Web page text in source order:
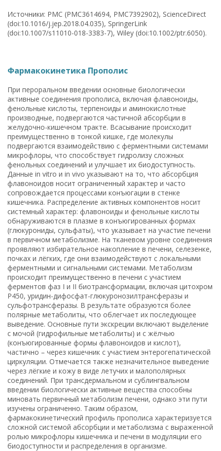
Источники: PMC (PMC3614694, PMC7392902), ScienceDirect
(doi:10.1016/j.jep.2018.04.035), SpringerLink
(doi:10.1007/s11010-018-3383-7), Wiley (doi:10.1002/ptr.6050).
Фармакокинетика Прополис
При пероральном введении основные биологически
активные соединения прополиса, включая флавоноиды,
фенольные кислоты, терпеноиды и аминокислотные
производные, подвергаются частичной абсорбции в
желудочно-кишечном тракте. Всасывание происходит
преимущественно в тонкой кишке, где молекулы
подвергаются взаимодействию с ферментными системами
микрофлоры, что способствует гидролизу сложных
фенольных соединений и улучшает их биодоступность.
Данные in vitro и in vivo указывают на то, что абсорбция
флавоноидов носит ограниченный характер и часто
сопровождается процессами конъюгации в стенке
кишечника. Распределение активных компонентов носит
системный характер: флавоноиды и фенольные кислоты
обнаруживаются в плазме в конъюгированных формах
(глюкурониды, сульфаты), что указывает на участие печени
в первичном метаболизме. На тканевом уровне соединения
проявляют избирательное накопление в печени, селезенке,
почках и лёгких, где они взаимодействуют с локальными
ферментными и сигнальными системами. Метаболизм
происходит преимущественно в печени с участием
ферментов фаз I и II биотрансформации, включая цитохром
P450, уридин-дифосфат-глюкуронозилтрансферазы и
сульфотрансферазы. В результате образуются более
полярные метаболиты, что облегчает их последующее
выведение. Основные пути экскреции включают выделение
с мочой (гидрофильные метаболиты) и с жёлчью
(конъюгированные формы флавоноидов и кислот),
частично – через кишечник с участием энтерогепатической
циркуляции. Отмечается также незначительное выведение
через лёгкие и кожу в виде летучих и малополярных
соединений. При трансдермальном и сублингвальном
введении биологически активные вещества способны
миновать первичный метаболизм печени, однако эти пути
изучены ограниченно. Таким образом,
фармакокинетический профиль прополиса характеризуется
сложной системой абсорбции и метаболизма с выраженной
ролью микрофлоры кишечника и печени в модуляции его
биодоступности и распределения в организме.